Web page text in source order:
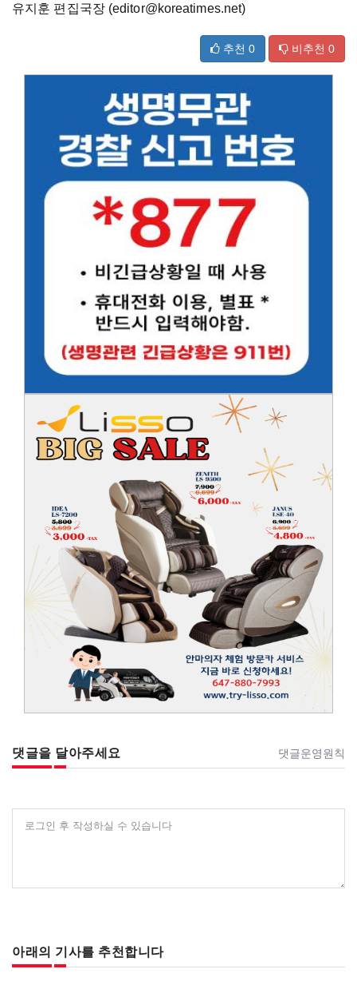
유지훈 편집국장 (editor@koreatimes.net)
추천 0 비추천 0
댓글을 달아주세요 댓글운영원칙
로그인 후 작성하실 수 있습니다
아래의 기사를 추천합니다